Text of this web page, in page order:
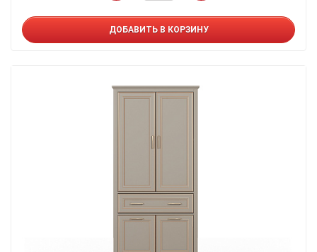
ДОБАВИТЬ В КОРЗИНУ